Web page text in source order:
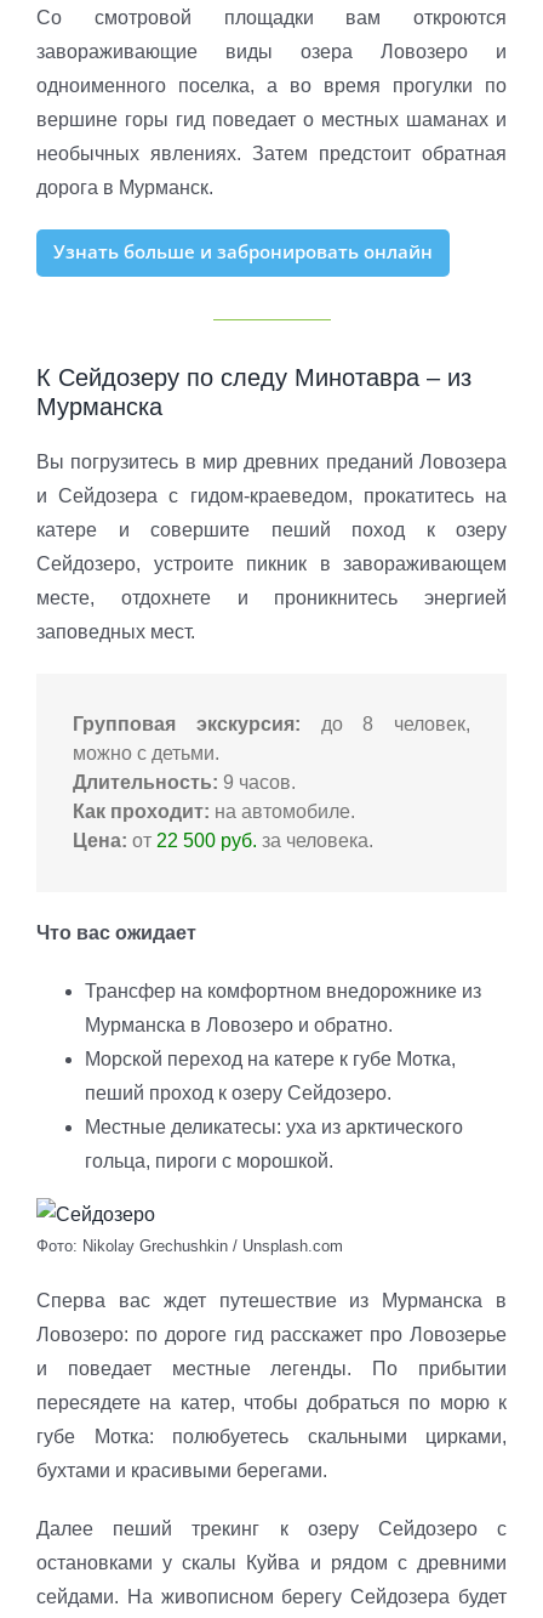
Со смотровой площадки вам откроются
завораживающие виды озера Ловозеро и
одноименного поселка, а во время прогулки по
вершине горы гид поведает о местных шаманах и
необычных явлениях. Затем предстоит обратная
дорога в Мурманск.
Узнать больше и забронировать онлайн
К Сейдозеру по следу Минотавра – из
Мурманска
Вы погрузитесь в мир древних преданий Ловозера
и Сейдозера с гидом-краеведом, прокатитесь на
катере и совершите пеший поход к озеру
Сейдозеро, устроите пикник в завораживающем
месте, отдохнете и проникнитесь энергией
заповедных мест.
Групповая экскурсия: до 8 человек,
можно с детьми.
Длительность: 9 часов.
Как проходит: на автомобиле.
Цена: от 22 500 руб. за человека.
Что вас ожидает
Трансфер на комфортном внедорожнике из
Мурманска в Ловозеро и обратно.
Морской переход на катере к губе Мотка,
пеший проход к озеру Сейдозеро.
Местные деликатесы: уха из арктического
гольца, пироги с морошкой.
Фото: Nikolay Grechushkin / Unsplash.com
Сперва вас ждет путешествие из Мурманска в
Ловозеро: по дороге гид расскажет про Ловозерье
и поведает местные легенды. По прибытии
пересядете на катер, чтобы добраться по морю к
губе Мотка: полюбуетесь скальными цирками,
бухтами и красивыми берегами.
Далее пеший трекинг к озеру Сейдозеро с
остановками у скалы Куйва и рядом с древними
сейдами. На живописном берегу Сейдозера будет